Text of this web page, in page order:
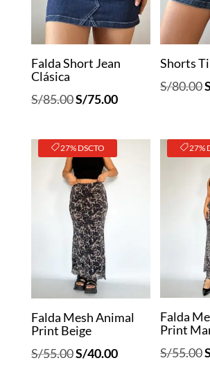
Falda Short Jean
Clásica
S/85.00El
original
era:
S/85.00.
S/75.00El
actual
es:
S/75.00.
Shorts
S/80.00
27% DSCTO
Falda Mesh Animal
Print Beige
S/55.00El
S/40.00El
27%
Falda
Print
S/55.00